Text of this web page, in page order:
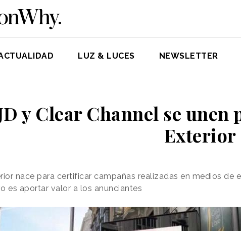
LUZ & LUCES NEWSLETTER
y Clear Channel se
Exterior
nace para certificar campañas realizadas en medios de
es aportar valor a los anunciantes